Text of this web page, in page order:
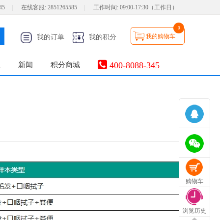
在线客服: 2851265585 工作时间: 09:00-17:30（工作日）
我的订单 我的积分 我的购物车
0
新闻 积分商城 400-8088-345
购物车
浏览历史